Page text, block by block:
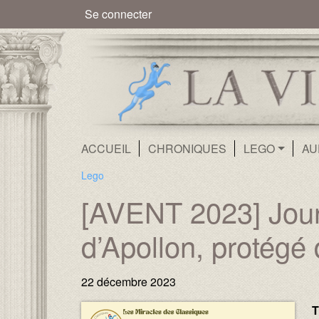
Menu du compte de
Se connecter
Navigation principale
ACCUEIL CHRONIQUES LEGO
Lego
[AVENT 2023]
d’Apollon,
22 décembre 2023
Image :
Image :